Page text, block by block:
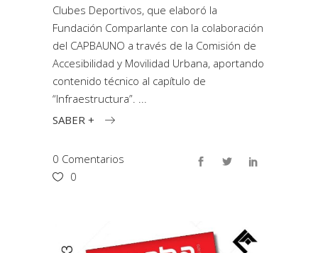
Clubes Deportivos, que elaboró la
Fundación Comparlante con la colaboración
del CAPBAUNO a través de la Comisión de
Accesibilidad y Movilidad Urbana, aportando
contenido técnico al capítulo de
“Infraestructura”.
SABER +
0 Comentarios
0